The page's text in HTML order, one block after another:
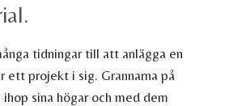
tidningar till att anlägga en
ett projekt i sig. Grannarna på
sina högar och med dem